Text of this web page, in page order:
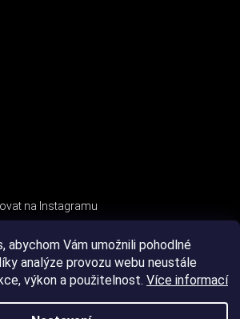
abychom Vám umožnili pohodlné
analýze provozu webu neustále
výkon a použitelnost. Více informací
na Instagramu